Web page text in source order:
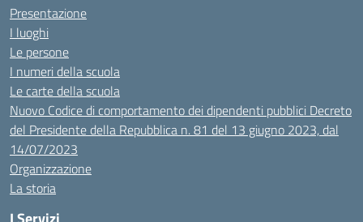
Presentazione
I luoghi
Le persone
I numeri della scuola
Le carte della scuola
Nuovo Codice di comportamento dei dipendenti pubblici Decreto
del Presidente della Repubblica n. 81 del 13 giugno 2023, dal
14/07/2023
Organizzazione
La storia